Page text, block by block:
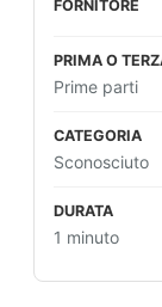
Prime parti
Sconosciuto
1 minuto